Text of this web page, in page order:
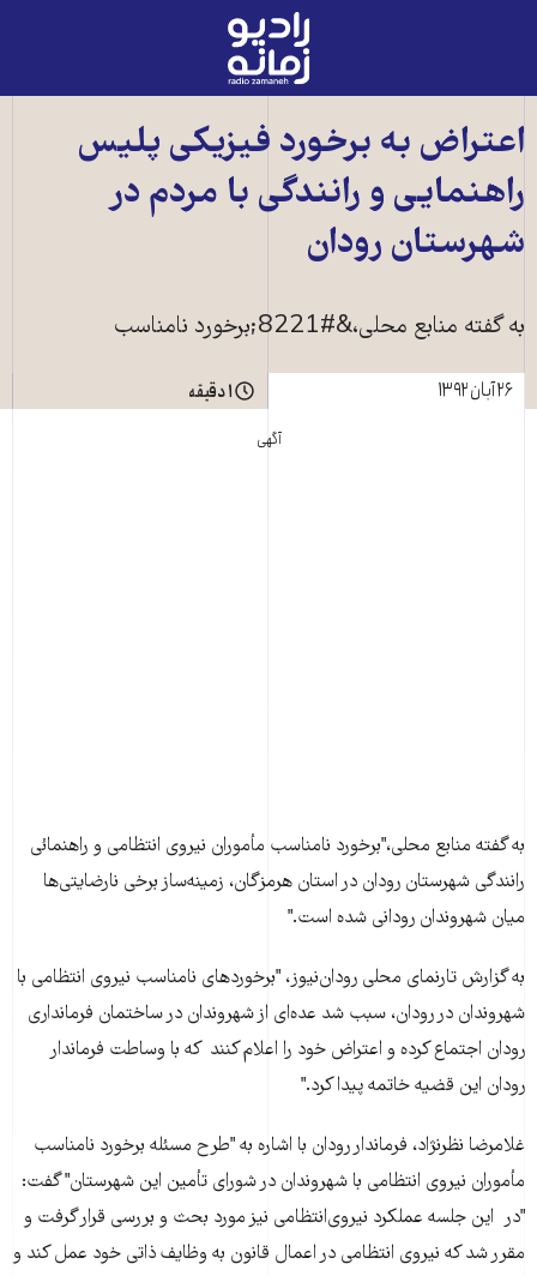
رادیو
زمانه
صفحه
اصلی
اعتراض به برخورد فيزيکی پليس
راهنمايی و رانندگی با مردم در
شهرستان رودان
به گفته منابع محلی،&#8221;برخورد نامناسب
۲۶ آبان ۱۳۹۲
۱ دقیقه
آگهی
به گفته منابع محلی،"برخورد نامناسب مأموران نيروی‌ انتظامی و راهنمائی
رانندگی شهرستان رودان در استان هرمزگان، زمينه‌ساز برخی نارضايتی‌ها
ميان شهروندان رودانی شده ‌است."
به گزارش تارنمای محلی رودان‌نيوز، "برخوردهای نامناسب نيروی انتظامی با
شهروندان در رودان، سبب شد عده‌ای از شهروندان در ساختمان فرمانداری
رودان اجتماع کرده و اعتراض خود را اعلام کنند که با وساطت فرماندار
رودان اين قضيه خاتمه پيدا کرد."
غلامرضا نظرنژاد، فرماندار رودان با اشاره به "طرح مسئله برخورد نامناسب
مأموران نيروی‌ انتظامی با شهروندان در شورای تأمين اين شهرستان" گفت:
"در اين جلسه عملکرد نيروی‌انتظامی نيز مورد بحث و بررسی قرار گرفت و
مقرر شد که نيروی انتظامی در اعمال قانون به وظايف ذاتی خود عمل کند و